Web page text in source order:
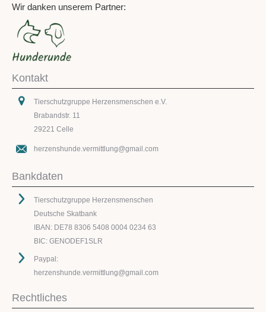
Wir danken unserem Partner:
Kontakt
Tierschutzgruppe Herzensmenschen e.V.
Brabandstr. 11
29221 Celle
herzenshunde.vermittlung@gmail.com
Bankdaten
Tierschutzgruppe Herzensmenschen
Deutsche Skatbank
IBAN: DE78 8306 5408 0004 0234 63
BIC: GENODEF1SLR
Paypal:
herzenshunde.vermittlung@gmail.com
Rechtliches